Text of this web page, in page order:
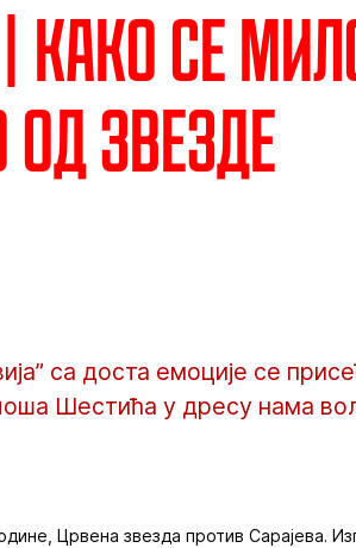
Како се
Звезде
са доста емоције се
Шестића у дресу нама
Црвена звезда против Сарајева.